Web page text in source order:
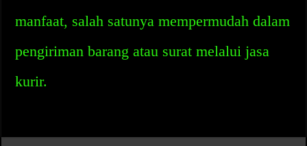
manfaat, salah satunya mempermudah dalam
pengiriman barang atau surat melalui jasa
kurir.